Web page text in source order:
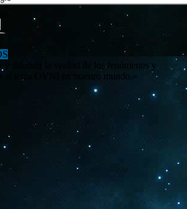
y difundir la verdad de los fenómenos y
al tema OVNI en nuestro mundo.»